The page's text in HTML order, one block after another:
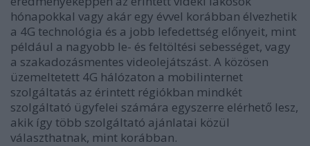
hónapokkal vagy akár egy évvel korábban élvezhetik
a 4G technológia és a jobb lefedettség előnyeit, mint
például a nagyobb le- és feltöltési sebességet, vagy
a szakadozásmentes videolejátszást. A közösen
üzemeltetett 4G hálózaton a mobilinternet
szolgáltatás az érintett régiókban mindkét
szolgáltató ügyfelei számára egyszerre elérhető lesz,
akik így több szolgáltató ajánlatai közül
választhatnak, mint korábban.